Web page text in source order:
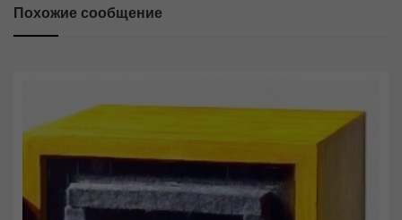
Похожие сообщение